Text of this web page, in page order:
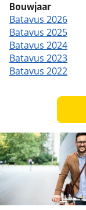
Bouwjaar
Batavus 2026
Batavus 2025
Batavus 2024
Batavus 2023
Batavus 2022